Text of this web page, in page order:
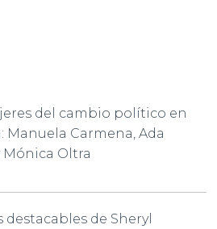
del cambio político en
Manuela Carmena, Ada
Mónica Oltra
destacables de Sheryl